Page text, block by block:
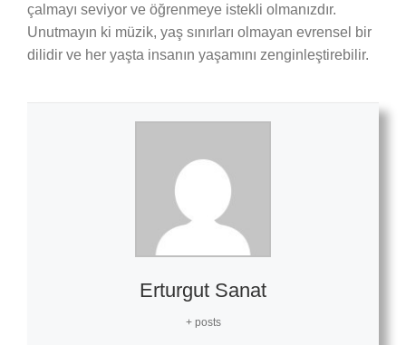
çalmayı seviyor ve öğrenmeye istekli olmanızdır.
Unutmayın ki müzik, yaş sınırları olmayan evrensel bir
dilidir ve her yaşta insanın yaşamını zenginleştirebilir.
Erturgut Sanat
+ posts